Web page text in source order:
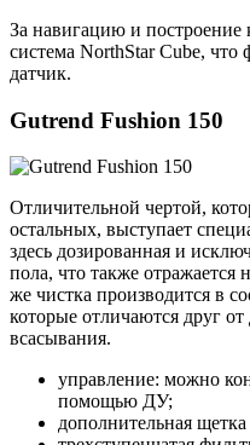
За навигацию и
система NorthStar Cube, что
датчик.
Gutrend Fushion 150
Отличительной чертой,
остальных, выступает
здесь дозированная и
пола, что также отражается
же чистка производится в
которые отличаются друг
всасывания.
управление: можно
помощью ДУ;
дополнительная